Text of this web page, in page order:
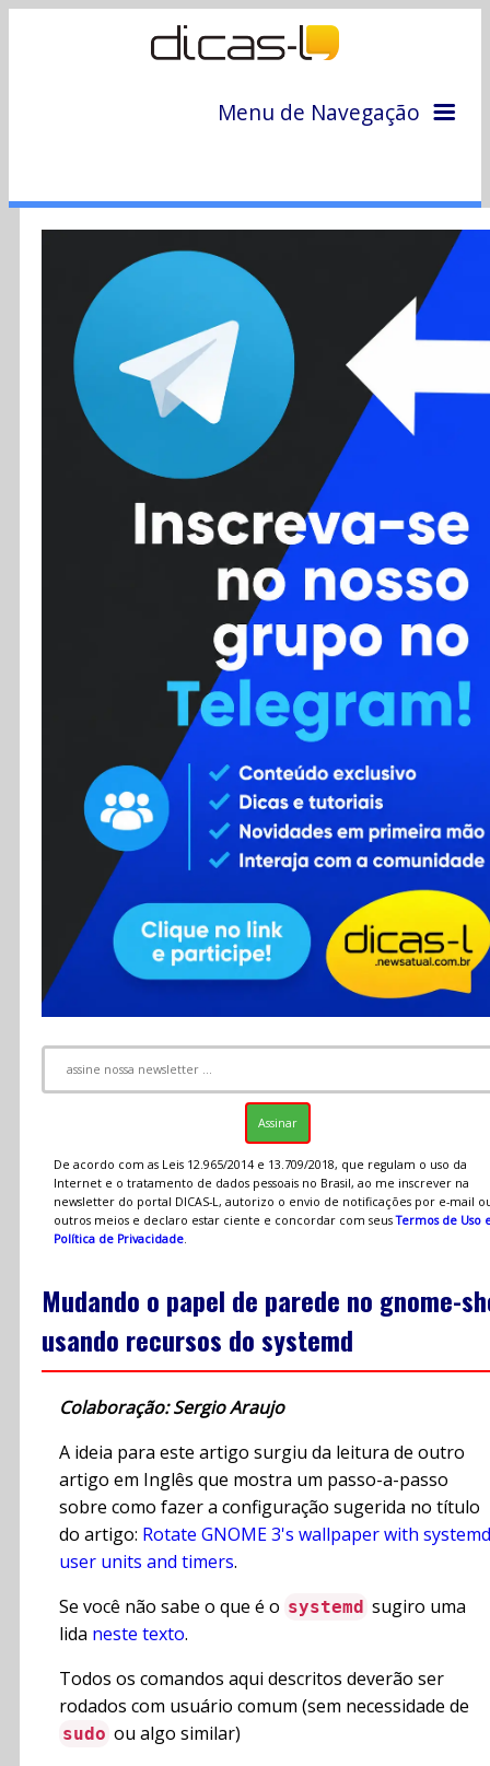
Menu de Navegação
Colunas
Colaboradores
Cursos
Enviar Dica
Contato
RSS
De acordo com as Leis 12.965/2014 e 13.709/2018, que regulam o uso da
Internet e o tratamento de dados pessoais no Brasil, ao me inscrever na
newsletter do portal DICAS-L, autorizo o envio de notificações por e-mail
outros meios e declaro estar ciente e concordar com seusTermos de Uso
Política de Privacidade.
Mudando o papel de parede no gnome-
usando recursos do systemd
Colaboração: Sergio Araujo
A ideia para este artigo surgiu da leitura de outro
artigo em Inglês que mostra um passo-a-passo
sobre como fazer a configuração sugerida no título
do artigo: Rotate GNOME 3's wallpaper with systemd
user units and timers.
Se você não sabe o que é o systemd sugiro uma
lida neste texto.
Todos os comandos aqui descritos deverão ser
rodados com usuário comum (sem necessidade de
sudo ou algo similar)